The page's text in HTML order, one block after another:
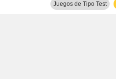
Juegos de Tipo Test